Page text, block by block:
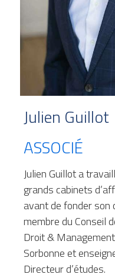
Julien Guillot
ASSOCIÉ
Julien Guillot a
grands cabinets
avant de fonder son
membre du Conseil
Droit &
Sorbonne et
Directeur d’études.